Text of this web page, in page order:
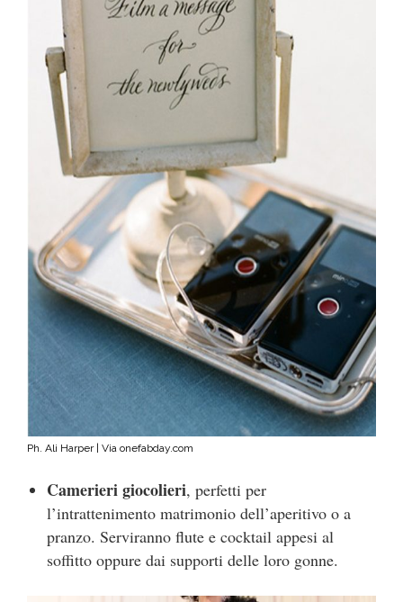
Ph. Ali Harper | Via onefabday.com
Camerieri giocolieri, perfetti per
l’intrattenimento matrimonio dell’aperitivo o a
pranzo. Serviranno flute e cocktail appesi al
soffitto oppure dai supporti delle loro gonne.